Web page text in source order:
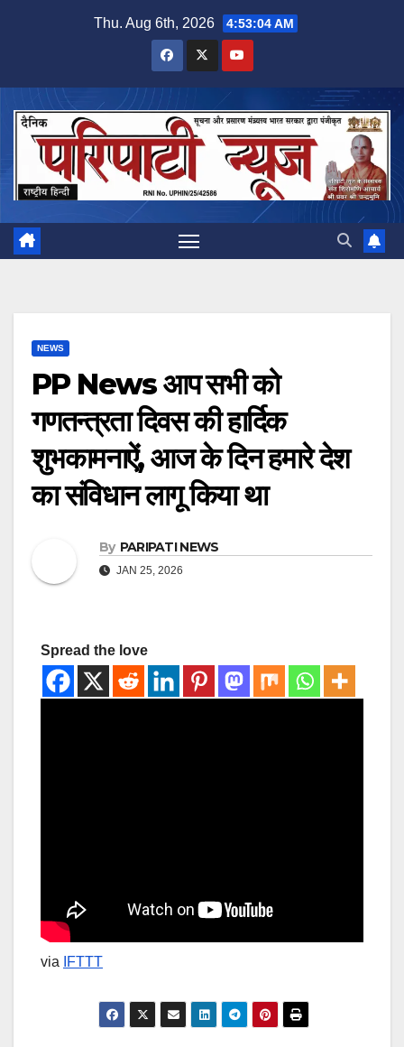
Thu. Aug 6th, 2026 4:53:05 AM
NEWS
PP News आप सभी को
गणतन्त्रता दिवस की हार्दिक
शुभकामनाऐं, आज के दिन हमारे देश
का संविधान लागू किया था
By PARIPATI NEWS
JAN 25, 2026
Spread the love
via IFTTT